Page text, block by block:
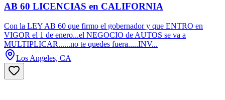
AB 60 LICENCIAS en CALIFORNIA
Con la LEY AB 60 que firmo el gobernador y que ENTRO en
VIGOR el 1 de enero...el NEGOCIO de AUTOS se va a
MULTIPLICAR......no te quedes fuera.....INV...
Los Angeles, CA